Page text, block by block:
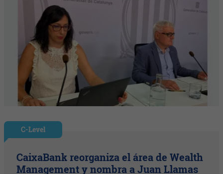
C-Level
CaixaBank reorganiza el área de Wealth
Management y nombra a Juan Llamas